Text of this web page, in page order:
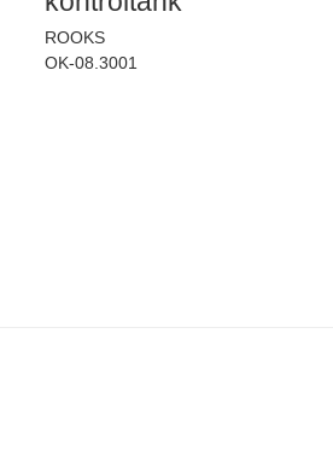
ROOKS
OK-08.3001